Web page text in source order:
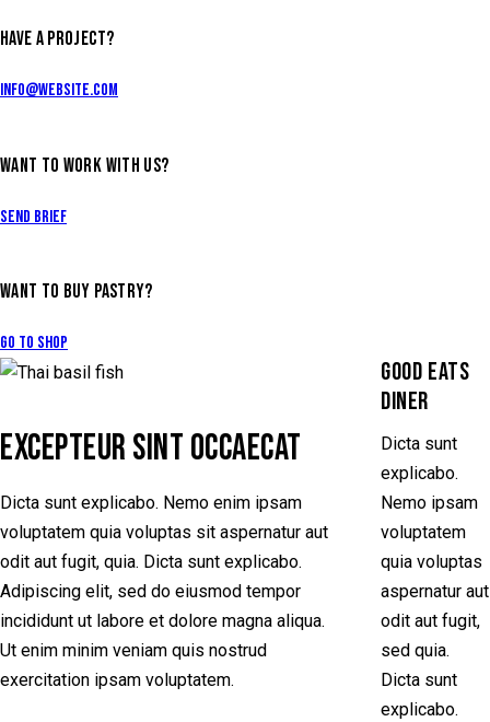
HAVE A PROJECT?
info@website.com
WANT TO WORK WITH US?
Send Brief
WANT TO BUY PASTRY?
Go to Shop
EXCEPTEUR SINT OCCAECAT
Dicta sunt explicabo. Nemo enim ipsam
voluptatem quia voluptas sit aspernatur aut
odit aut fugit, quia. Dicta sunt explicabo.
Adipiscing elit, sed do eiusmod tempor
incididunt ut labore et dolore magna aliqua.
Ut enim minim veniam quis nostrud
exercitation ipsam voluptatem.
GOOD EATS
DINER
Dicta sunt
explicabo.
Nemo ipsam
voluptatem
quia voluptas
aspernatur aut
odit aut fugit,
sed quia.
Dicta sunt
explicabo.